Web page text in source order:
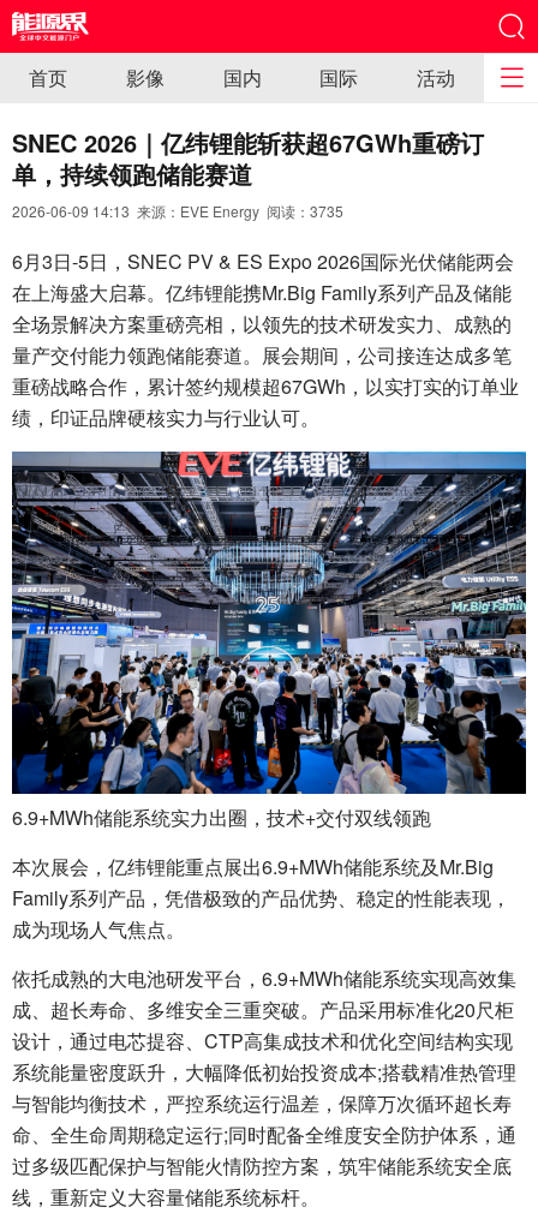
首页 影像 国内 国际 活动
SNEC 2026｜亿纬锂能斩获超67GWh重磅订
单，持续领跑储能赛道
2026-06-09 14:13 来源：EVE Energy 阅读： 3735
6月3日-5日，SNEC PV & ES Expo 2026国际光伏储能两会
在上海盛大启幕。亿纬锂能携Mr.Big Family系列产品及储能
全场景解决方案重磅亮相，以领先的技术研发实力、成熟的
量产交付能力领跑储能赛道。展会期间，公司接连达成多笔
重磅战略合作，累计签约规模超67GWh，以实打实的订单业
绩，印证品牌硬核实力与行业认可。
6.9+MWh储能系统实力出圈，技术+交付双线领跑
本次展会，亿纬锂能重点展出6.9+MWh储能系统及Mr.Big
Family系列产品，凭借极致的产品优势、稳定的性能表现，
成为现场人气焦点。
依托成熟的大电池研发平台，6.9+MWh储能系统实现高效集
成、超长寿命、多维安全三重突破。产品采用标准化20尺柜
设计，通过电芯提容、CTP高集成技术和优化空间结构实现
系统能量密度跃升，大幅降低初始投资成本;搭载精准热管理
与智能均衡技术，严控系统运行温差，保障万次循环超长寿
命、全生命周期稳定运行;同时配备全维度安全防护体系，通
过多级匹配保护与智能火情防控方案，筑牢储能系统安全底
线，重新定义大容量储能系统标杆。